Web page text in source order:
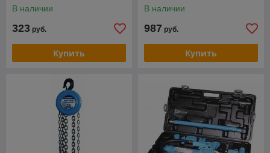
В наличии
323 руб.
Купить
В наличии
987 руб.
Купить